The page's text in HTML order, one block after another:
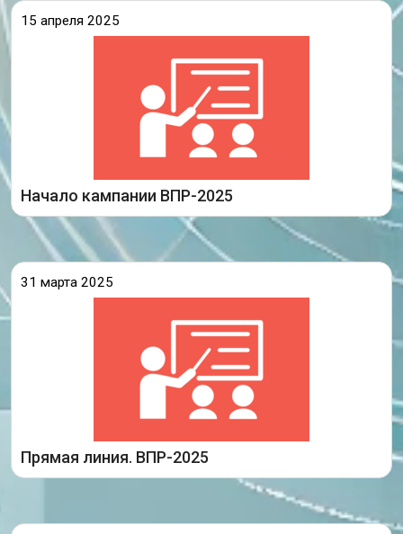
15 апреля 2025
Начало кампании ВПР-2025
11 апреля в школах Иркутской области
(ВПР). В этом году свои знания в рамках ВПР
проверят ученики 4-8-х и 10-х классов из 832
образовательных организаций.
Подробнее
31 марта 2025
Прямая линия. ВПР-2025
С 11 апреля по 16 мая в Иркутской области ученики 4-х,
проверочные работы.
Несмотря на то что
Подробнее